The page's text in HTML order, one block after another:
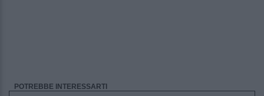
POTREBBE INTERESSARTI